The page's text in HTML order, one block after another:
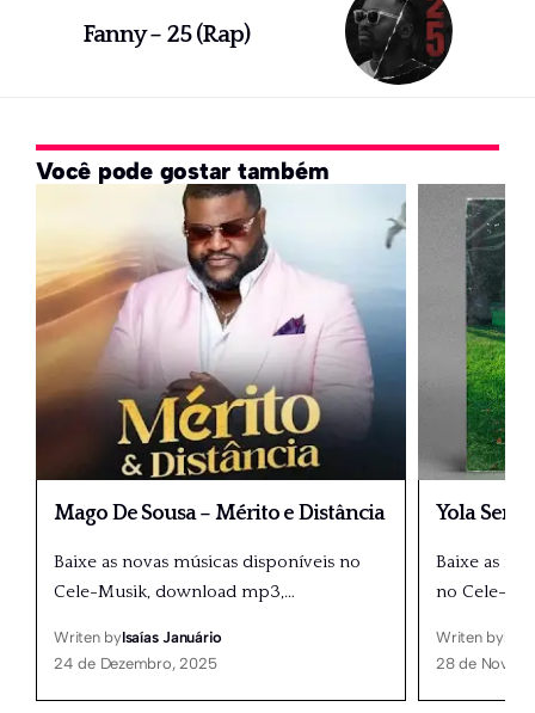
Fanny – 25 (Rap)
Você pode gostar também
Mago De Sousa – Mérito e Distância
Baixe as novas músicas disponíveis no
Cele-Musik, download mp3,…
Writen byIsaías Januário
24 de Dezembro, 2025
Yola
Baixe as
no Cele-
Writen by
28 de